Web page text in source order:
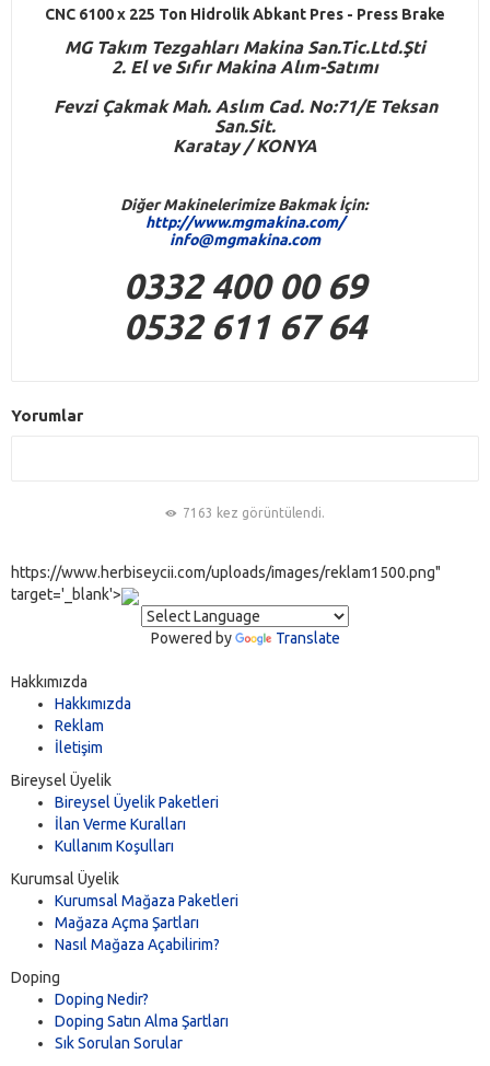
CNC 6100 x 225 Ton Hidrolik Abkant Pres - Press Brake
MGTakım Tezgahları Makina San.Tic.Ltd.Şti
2. El ve Sıfır Makina Alım-Satımı
Fevzi Çakmak Mah. Aslım Cad. No:71/E Teksan
San.Sit.
Karatay / KONYA
Diğer Makinelerimize Bakmak İçin:
http://www.mgmakina.com/
info@mgmakina.com
0332 400 00 69
0532 611 67 64
Yorumlar
7163 kez görüntülendi.
https://www.herbiseycii.com/uploads/images/reklam1500.png"
target='_blank'>
Powered by Translate
Hakkımızda
Hakkımızda
Reklam
İletişim
Bireysel Üyelik
Bireysel Üyelik Paketleri
İlan Verme Kuralları
Kullanım Koşulları
Kurumsal Üyelik
Kurumsal Mağaza Paketleri
Mağaza Açma Şartları
Nasıl Mağaza Açabilirim?
Doping
Doping Nedir?
Doping Satın Alma Şartları
Sık Sorulan Sorular